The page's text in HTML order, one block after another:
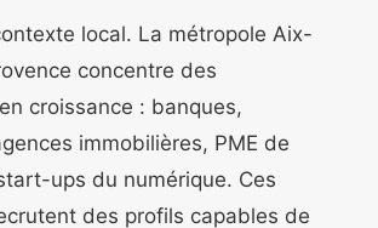
local. La métropole Aix-
concentre des
croissance : banques,
immobilières, PME de
ups du numérique. Ces
des profils capables de